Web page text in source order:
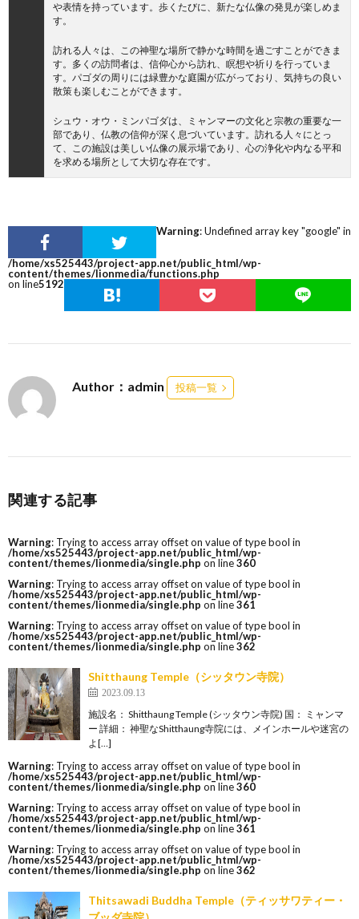
や表情を持っています。歩くたびに、新たな仏像の発見が楽しめま
す。
訪れる人々は、この神聖な場所で静かな時間を過ごすことができま
す。多くの訪問者は、信仰心から訪れ、瞑想や祈りを行っていま
す。パゴダの周りには緑豊かな庭園が広がっており、気持ちの良い
散策も楽しむことができます。
シュウ・オウ・ミンパゴダは、ミャンマーの文化と宗教の重要な一
部であり、仏教の信仰が深く息づいています。訪れる人々にとっ
て、この施設は美しい仏像の展示場であり、心の浄化や内なる平和
を求める場所として大切な存在です。
Warning: Undefined array key "google" in
/home/xs525443/project-app.net/public_html/wp-
content/themes/lionmedia/functions.php
on line5192
Author：admin 投稿一覧
関連する記事
Warning: Trying to access array offset on value of type bool in
/home/xs525443/project-app.net/public_html/wp-
content/themes/lionmedia/single.php on line360
Warning: Trying to access array offset on value of type bool in
/home/xs525443/project-app.net/public_html/wp-
content/themes/lionmedia/single.php on line361
Warning: Trying to access array offset on value of type bool in
/home/xs525443/project-app.net/public_html/wp-
content/themes/lionmedia/single.php on line362
Shitthaung Temple（シッタウン寺院）
2023.09.13
施設名： Shitthaung Temple (シッタウン寺院) 国： ミャンマ
ー 詳細： 神聖なShitthaung寺院には、メインホールや迷宮の
よ[…]
Warning: Trying to access array offset on value of type bool in
/home/xs525443/project-app.net/public_html/wp-
content/themes/lionmedia/single.php on line360
Warning: Trying to access array offset on value of type bool in
/home/xs525443/project-app.net/public_html/wp-
content/themes/lionmedia/single.php on line361
Warning: Trying to access array offset on value of type bool in
/home/xs525443/project-app.net/public_html/wp-
content/themes/lionmedia/single.php on line362
Thitsawadi Buddha Temple（ティッサワティー・